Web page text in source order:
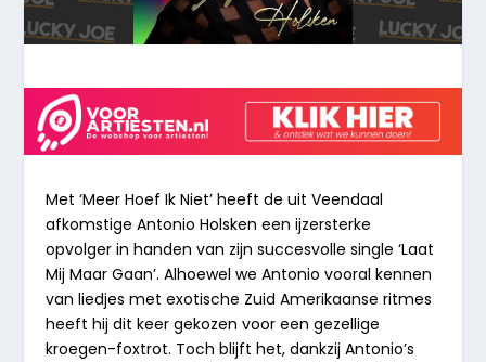
Met ‘Meer Hoef Ik Niet’ heeft de uit Veendaal
afkomstige Antonio Holsken een ijzersterke
opvolger in handen van zijn succesvolle single ‘Laat
Mij Maar Gaan’. Alhoewel we Antonio vooral kennen
van liedjes met exotische Zuid Amerikaanse ritmes
heeft hij dit keer gekozen voor een gezellige
kroegen-foxtrot. Toch blijft het, dankzij Antonio’s